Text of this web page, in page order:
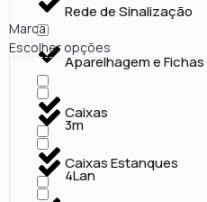
Rede de Sinalização
Aparelhagem e Fichas
Caixas
Caixas Estanques
Marca
Escolher opções
3m
4Lan